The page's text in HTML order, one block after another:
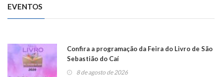
EVENTOS
Confira a programação da Feira do Livro de São
Sebastião do Caí
8 de agosto de 2026